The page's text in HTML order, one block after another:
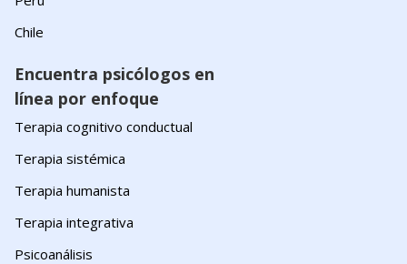
Chile
Encuentra psicólogos en
línea por enfoque
Terapia cognitivo conductual
Terapia sistémica
Terapia humanista
Terapia integrativa
Psicoanálisis